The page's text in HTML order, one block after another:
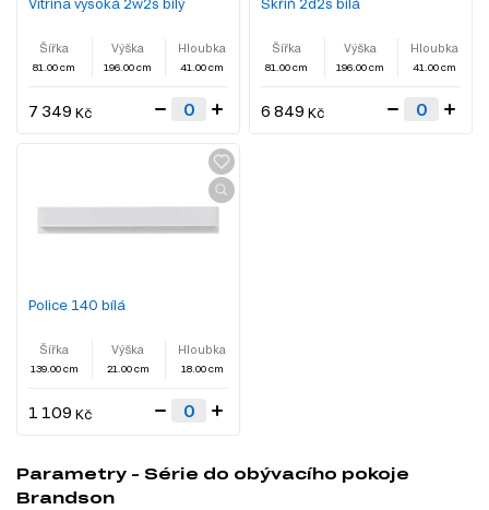
Vitrína vysoká 2w2s bílý
Šířka
81.00 cm
Výška
196.00 cm
Hloubka
41.00 cm
7 349 Kč
Skříň 2d2s bílá
Šířka
81.00 cm
Výška
196.00 cm
Hloubka
41.00 cm
6 849 Kč
Police 140 bílá
Šířka
139.00 cm
Výška
21.00 cm
Hloubka
18.00 cm
1 109 Kč
Parametry - Série do obývacího pokoje
Brandson